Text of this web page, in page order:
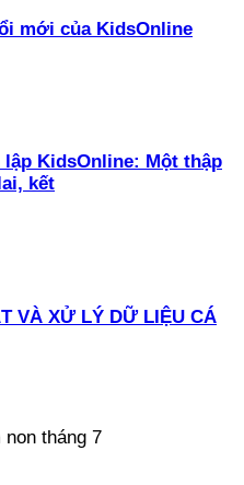
mới của KidsOnline
lập KidsOnline: Một thập
kết
VÀ XỬ LÝ DỮ LIỆU CÁ